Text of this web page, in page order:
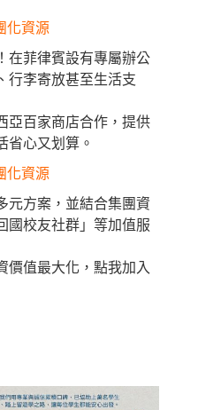
化資源
在菲律賓設有專屬辦公
行李寄放甚至生活支
亞百家商店合作，提供
省心又划算。
化資源
元方案，並結合集團資
國校友社群」等加值服
價值最大化，點我加入